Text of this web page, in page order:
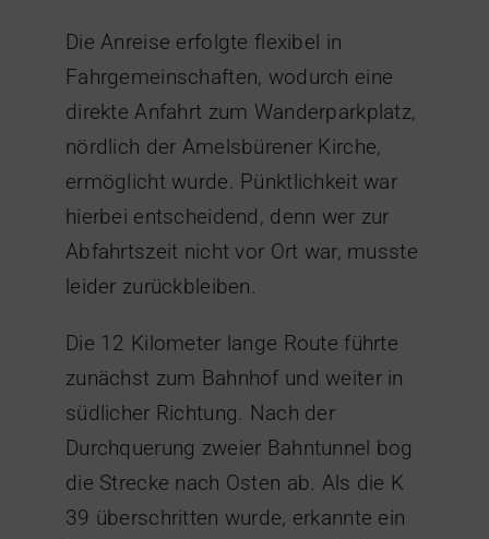
Die Anreise erfolgte flexibel in
Fahrgemeinschaften, wodurch eine
direkte Anfahrt zum Wanderparkplatz,
nördlich der Amelsbürener Kirche,
ermöglicht wurde. Pünktlichkeit war
hierbei entscheidend, denn wer zur
Abfahrtszeit nicht vor Ort war, musste
leider zurückbleiben.
Die 12 Kilometer lange Route führte
zunächst zum Bahnhof und weiter in
südlicher Richtung. Nach der
Durchquerung zweier Bahntunnel bog
die Strecke nach Osten ab. Als die K
39 überschritten wurde, erkannte ein